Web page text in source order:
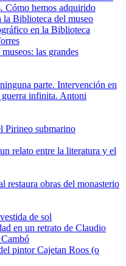
Cómo hemos adquirido
la Biblioteca del museo
en la Biblioteca
las grandes
parte. Intervención en
infinita. Antoni
Pirineo submarino
relato entre la literatura y el
restaura obras del monasterio
de sol
en un retrato de Claudio
pintor Cajetan Roos (o